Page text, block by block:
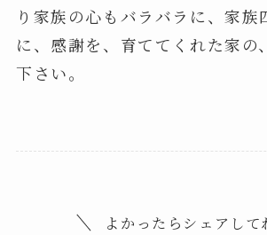
り家族の心もバラバラに、家族
に、感謝を、育ててくれた家の
下さい。
よかったらシェアして